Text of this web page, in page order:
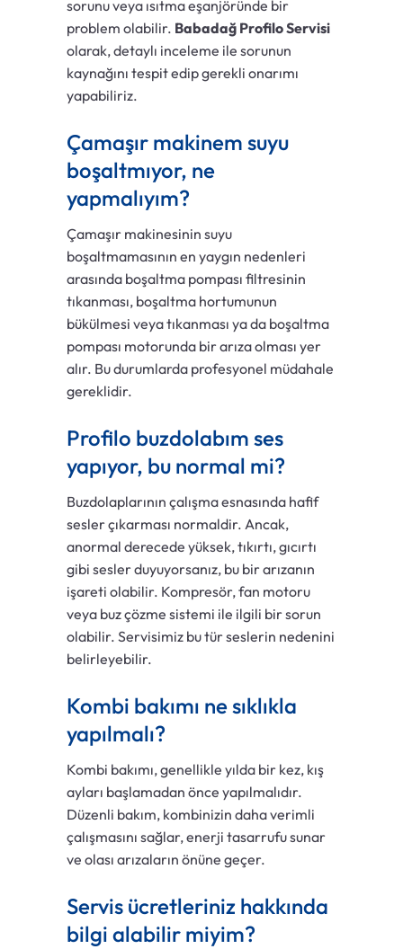
sorunu veya ısıtma eşanjöründe bir
problem olabilir. Babadağ Profilo Servisi
olarak, detaylı inceleme ile sorunun
kaynağını tespit edip gerekli onarımı
yapabiliriz.
Çamaşır makinem suyu
boşaltmıyor, ne
yapmalıyım?
Çamaşır makinesinin suyu
boşaltmamasının en yaygın nedenleri
arasında boşaltma pompası filtresinin
tıkanması, boşaltma hortumunun
bükülmesi veya tıkanması ya da boşaltma
pompası motorunda bir arıza olması yer
alır. Bu durumlarda profesyonel müdahale
gereklidir.
Profilo buzdolabım ses
yapıyor, bu normal mi?
Buzdolaplarının çalışma esnasında hafif
sesler çıkarması normaldir. Ancak,
anormal derecede yüksek, tıkırtı, gıcırtı
gibi sesler duyuyorsanız, bu bir arızanın
işareti olabilir. Kompresör, fan motoru
veya buz çözme sistemi ile ilgili bir sorun
olabilir. Servisimiz bu tür seslerin nedenini
belirleyebilir.
Kombi bakımı ne sıklıkla
yapılmalı?
Kombi bakımı, genellikle yılda bir kez, kış
ayları başlamadan önce yapılmalıdır.
Düzenli bakım, kombinizin daha verimli
çalışmasını sağlar, enerji tasarrufu sunar
ve olası arızaların önüne geçer.
Servis ücretleriniz hakkında
bilgi alabilir miyim?